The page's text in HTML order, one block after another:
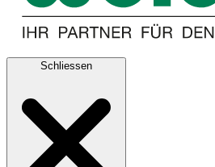
Schliessen